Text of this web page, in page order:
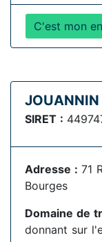
C'est mon
SIRET :
Adresse : 71
Bourges
Domaine de
donnant sur